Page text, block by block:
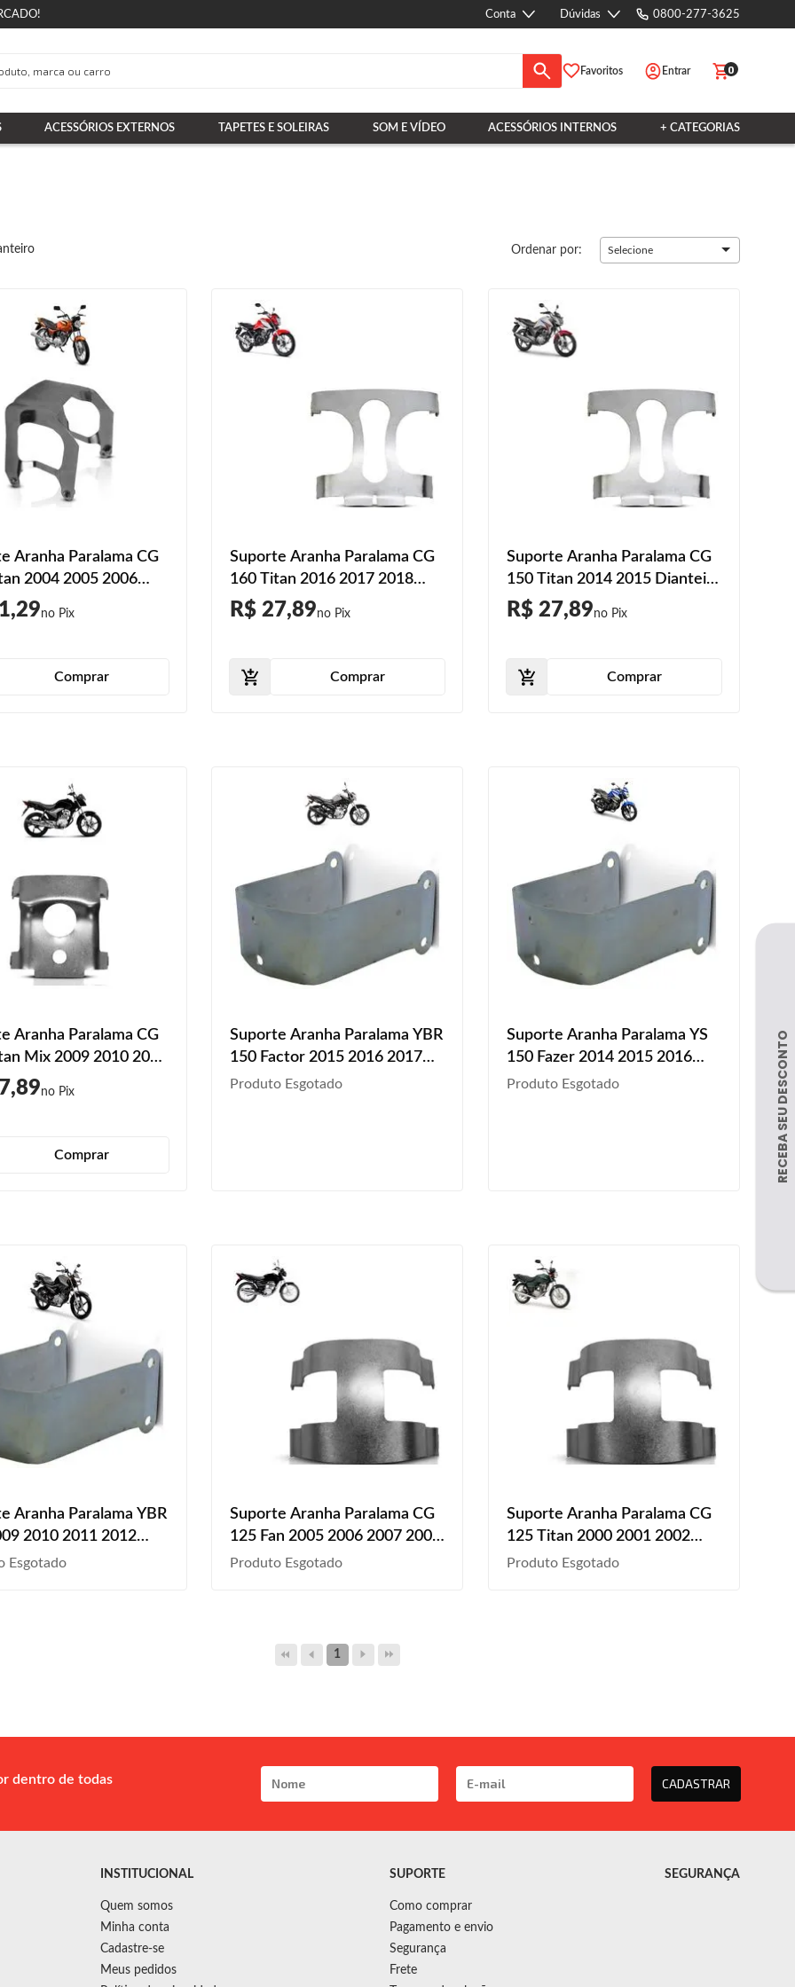
Conta Dúvidas 0800-277-3625
Favoritos Entrar 0
ACESSÓRIOS EXTERNOS TAPETES E SOLEIRAS SOM E VÍDEO ACESSÓRIOS INTERNOS + CATEGORIAS
Ordenar por: Selecione
Aranha Paralama CG
2004 2005 2006
Dianteiro
Comprar
Suporte Aranha Paralama CG
160 Titan 2016 2017 2018
2019 2020 2021 2023
Dianteiro Prata
R$ 27,89
Comprar
Suporte Aranha Paralama CG
150 Titan 2014 2015 Dianteiro
Prata
R$ 27,89
Comprar
Aranha Paralama CG
Mix 2009 2010 2011
Dianteiro Prata
Comprar
Suporte Aranha Paralama YBR
150 Factor 2015 2016 2017
2018 2019 2020 Dianteiro
Produto Esgotado
Suporte Aranha Paralama YS
150 Fazer 2014 2015 2016
2017 2018 2019 2020
Produto Esgotado
Aranha Paralama YBR
2010 2011 2012
2015 2016 2017
Esgotado
Suporte Aranha Paralama CG
125 Fan 2005 2006 2007 2008
Dianteiro Prata
Produto Esgotado
Suporte Aranha Paralama CG
125 Titan 2000 2001 2002
2003 2004 Dianteiro Prata
Produto Esgotado
1
dentro de todas
CADASTRAR
INSTITUCIONAL
Quem somos
Minha conta
Cadastre-se
Meus pedidos
SUPORTE
Como comprar
Pagamento e envio
Segurança
Frete
SEGURANÇA